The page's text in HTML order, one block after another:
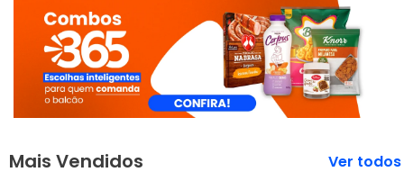
Mais Vendidos